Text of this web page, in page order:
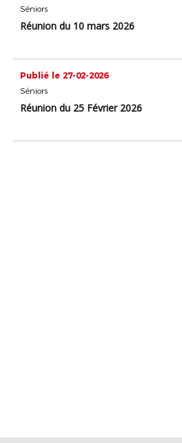
Séniors
Réunion du 10 mars 2026
Publié le 27-02-2026
Séniors
Réunion du 25 Février 2026